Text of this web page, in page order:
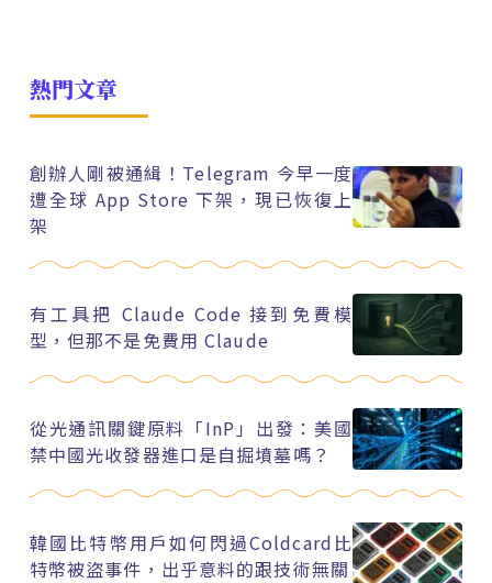
熱門文章
創辦人剛被通緝！Telegram 今早一度
遭全球 App Store 下架，現已恢復上
架
有工具把 Claude Code 接到免費模
型，但那不是免費用 Claude
從光通訊關鍵原料「InP」出發：美國
禁中國光收發器進口是自掘墳墓嗎？
韓國比特幣用戶如何閃過Coldcard比
特幣被盜事件，出乎意料的跟技術無關